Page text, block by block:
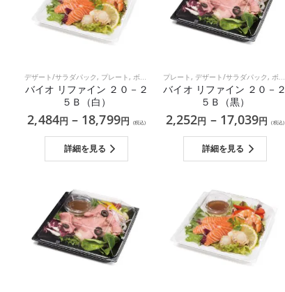
デザート/サラダパック, プレート, ボックス（環境配慮型プラスチック） ,和食 ,洋食
バイオ リファイン ２０－２
５Ｂ（白）
2,484円 – 18,799円 (税込)
詳細を見る
プレート, デザート/サラダパック, ボックス（環境配慮型プラスチック）
バイオ リファイン ２０－２
５Ｂ（黒）
2,252円 – 17,039円 (税込)
詳細を見る